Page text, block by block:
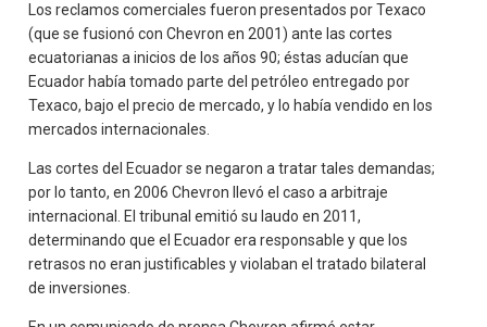
Los reclamos comerciales fueron presentados por Texaco
(que se fusionó con Chevron en 2001) ante las cortes
ecuatorianas a inicios de los años 90; éstas aducían que
Ecuador había tomado parte del petróleo entregado por
Texaco, bajo el precio de mercado, y lo había vendido en los
mercados internacionales.
Las cortes del Ecuador se negaron a tratar tales demandas;
por lo tanto, en 2006 Chevron llevó el caso a arbitraje
internacional. El tribunal emitió su laudo en 2011,
determinando que el Ecuador era responsable y que los
retrasos no eran justificables y violaban el tratado bilateral
de inversiones.